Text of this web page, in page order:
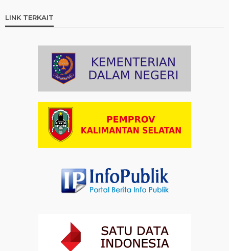
Ini Teks Lengkap Doa Kebangsaan Umat Kristen
Protestan di Monas
Artikel
Paduan Suara yang Menyatukan Harapan untuk
Indonesia
Dalam Zikir dan Doa Kebangsaan, Tio Menemukan
Makna Keberagaman
Artikel 01-08-2026 18:00
Kebangsaan di Monas
Pandang terhadap Penyandang Disabilitas
LINK TERKAIT